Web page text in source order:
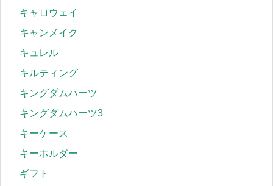
キャロウェイ
キャンメイク
キュレル
キルティング
キングダムハーツ
キングダムハーツ3
キーケース
キーホルダー
ギフト